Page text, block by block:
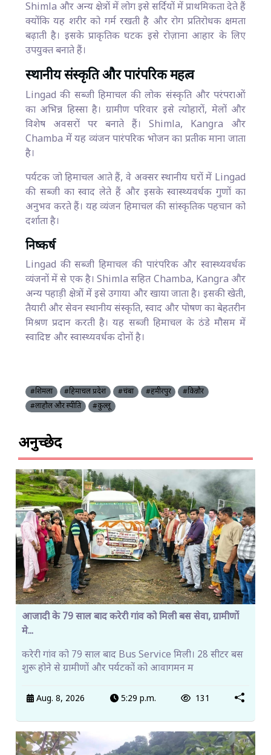
Shimla और अन्य क्षेत्रों में लोग इसे सर्दियों में प्राथमिकता देते हैं
क्योंकि यह शरीर को गर्म रखती है और रोग प्रतिरोधक क्षमता
बढ़ाती है। इसके प्राकृतिक घटक इसे रोज़ाना आहार के लिए
उपयुक्त बनाते हैं।
स्थानीय संस्कृति और पारंपरिक महत्व
Lingad की सब्जी हिमाचल की लोक संस्कृति और परंपराओं
का अभिन्न हिस्सा है। ग्रामीण परिवार इसे त्योहारों, मेलों और
विशेष अवसरों पर बनाते हैं। Shimla, Kangra और
Chamba में यह व्यंजन पारंपरिक भोजन का प्रतीक माना जाता
है।
पर्यटक जो हिमाचल आते हैं, वे अक्सर स्थानीय घरों में Lingad
की सब्जी का स्वाद लेते हैं और इसके स्वास्थ्यवर्धक गुणों का
अनुभव करते हैं। यह व्यंजन हिमाचल की सांस्कृतिक पहचान को
दर्शाता है।
निष्कर्ष
Lingad की सब्जी हिमाचल की पारंपरिक और स्वास्थ्यवर्धक
व्यंजनों में से एक है। Shimla सहित Chamba, Kangra और
अन्य पहाड़ी क्षेत्रों में इसे उगाया और खाया जाता है। इसकी खेती,
तैयारी और सेवन स्थानीय संस्कृति, स्वाद और पोषण का बेहतरीन
मिश्रण प्रदान करती है। यह सब्जी हिमाचल के ठंडे मौसम में
स्वादिष्ट और स्वास्थ्यवर्धक दोनों है।
#शिमला #हिमाचल प्रदेश #चंबा #हमीरपुर
#किन्नौर
#लाहौल और स्पीति
#कुल्लू
अनुच्छेद
आजादी के 79 साल बाद करेरी गांव को मिली बस सेवा, ग्रामीणों
मे...
करेरी गांव को 79 साल बाद Bus Service मिली। 28 सीटर बस
शुरू होने से ग्रामीणों और पर्यटकों को आवागमन म
Aug. 8, 2026 5:29 p.m. 131